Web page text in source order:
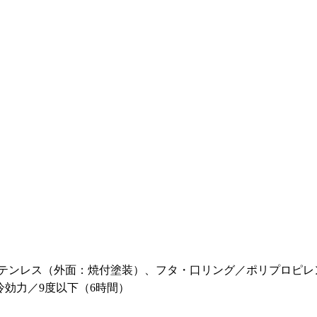
ンレス（外面：焼付塗装）、フタ・口リング／ポリプロピ
力／9度以下（6時間）